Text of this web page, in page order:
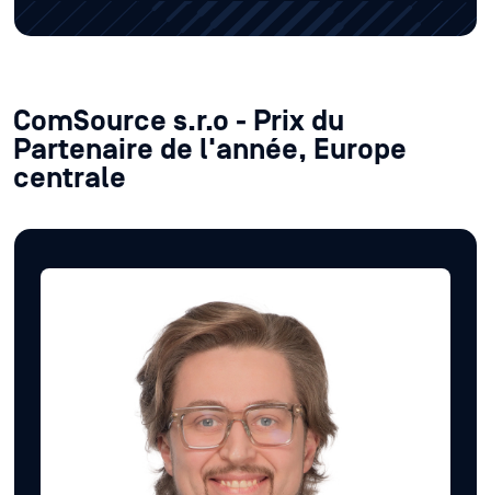
ComSource s.r.o - Prix du
Partenaire de l'année, Europe
centrale